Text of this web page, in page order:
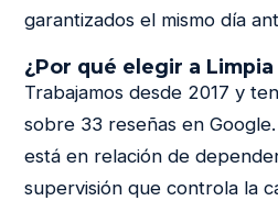
garantizados el mismo día
¿Por qué elegir a Limpia
Trabajamos desde 2017 y
sobre 33 reseñas en
está en relación de
supervisión que controla la